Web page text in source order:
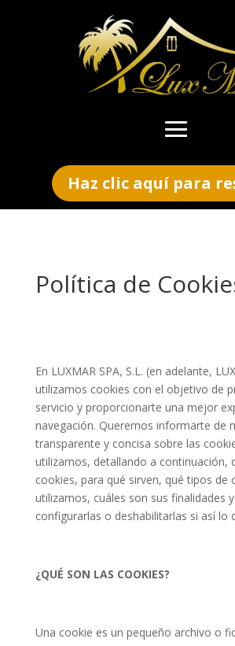
Haz clic aquí para
Política de
En LUXMAR SPA, S.L. (en adelante,
utilizamos cookies con el objetivo de
servicio y proporcionarte una mejor
navegación. Queremos informarte de
transparente y concisa sobre las
utilizamos, detallando a continuación,
cookies, para qué sirven, qué tipos de
utilizamos, cuáles son sus finalidades
configurarlas o deshabilitarlas si así lo
¿QUÉ SON LAS COOKIES?
Una cookie es un pequeño archivo o